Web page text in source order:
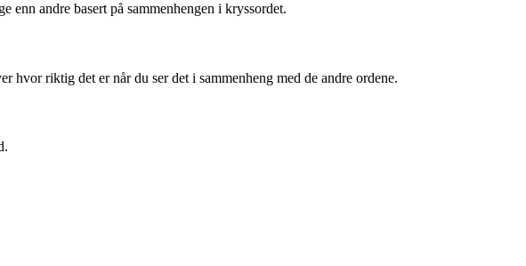
enn andre basert på sammenhengen i kryssordet.
riktig det er når du ser det i sammenheng med de andre ordene.